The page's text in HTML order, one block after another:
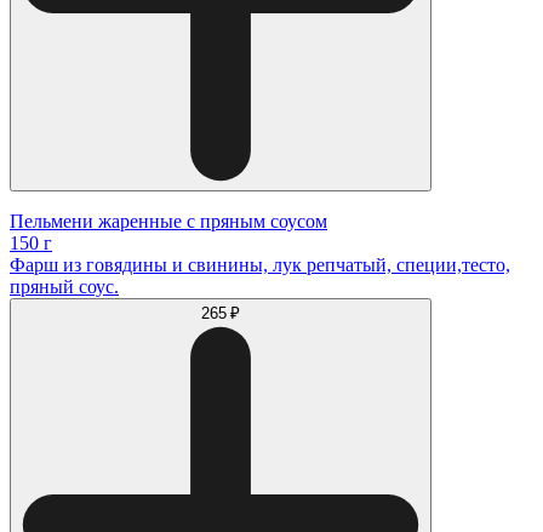
Пельмени жаренные с пряным соусом
150 г
Фарш из говядины и свинины, лук репчатый, специи,тесто,
пряный соус.
265 ₽